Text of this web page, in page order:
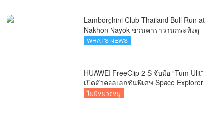
Lamborghini Club Thailand Bull Run at
Nakhon Nayok ชวนคาราวานกระทิงดุ
สัมผัสธรรมชาติเมืองรอง ณ นครนายก
WHAT'S NEWS
HUAWEI FreeClip 2 S จับมือ “Tum Ulit”
เปิดตัวคอลเลกชันพิเศษ Space Explorer
ถ่ายทอดศิลปะบนเคสหูฟัง
ไม่มีหมวดหมู่